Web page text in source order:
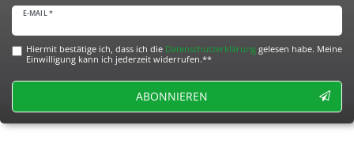
E-MAIL *
Hiermit bestätige ich, dass ich die Daten­schutz­erklärunggelesen habe. Meine
Einwilligung kann ich jederzeit widerrufen.**
ABONNIEREN